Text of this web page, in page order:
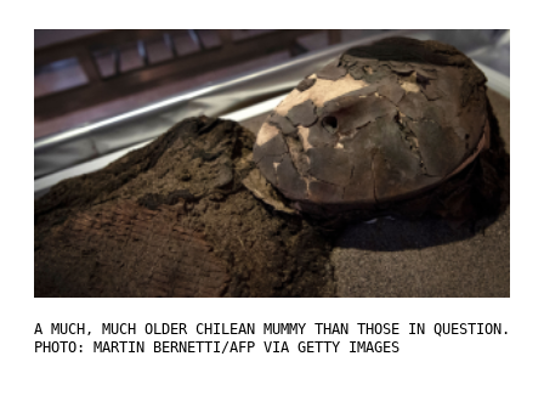
A MUCH, MUCH OLDER CHILEAN MUMMY THAN THOSE IN QUESTION.
PHOTO: MARTIN BERNETTI/AFP VIA GETTY IMAGES